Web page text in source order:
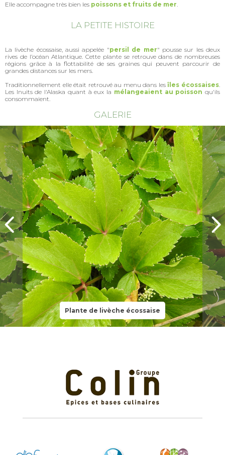
Elle accompagne très bien les poissons et fruits de mer.
LA PETITE HISTOIRE
La livèche écossaise, aussi appelée "persil de mer" pousse sur les deux
rives de l’océan Atlantique. Cette plante se retrouve dans de nombreuses
régions grâce à la flottabilité de ses graines qui peuvent parcourir de
grandes distances sur les mers.
Traditionnellement elle était retrouvé au menu dans lesîles écossaises.
Les Inuits de l'Alaska quant à eux la mélangeaient au poisson qu'ils
consommaient.
GALERIE
Plante de livèche écossaise